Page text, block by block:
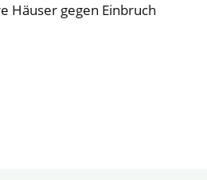
Häuser gegen Einbruch